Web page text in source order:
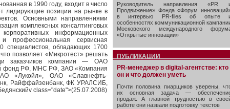
в 1990 году, входит в число
лидирующие позиции на рынке в
Основными направлениями
комплексных консалтинговых
информационных
профессиональная сервисная
специалистов, обладающих 1700
позволяет «Микротест» решать
заказчиков компании — ОАО
фонд РФ, МНС РФ, ЗАО «Компания
«Лукойл», ОАО «Славнефть-
Райффайзенбанк, ФК УРАЛСИБ,
class="date">(25.07.2008)
Руководитель направления «PR
Продвижение» Фонда «Форум
в интервью PR-files об опыте
особенностях коммуникационной
Московского международного
«Открытые инновации»
ПУБЛИКАЦИИ
PR-менеджер в digital-агентстве: кто
он и что должен уметь
Почти половина пиарщиков уверены,
их основная задача —
продаж. А главной трудностью в
работе они назвали подготовку текстов